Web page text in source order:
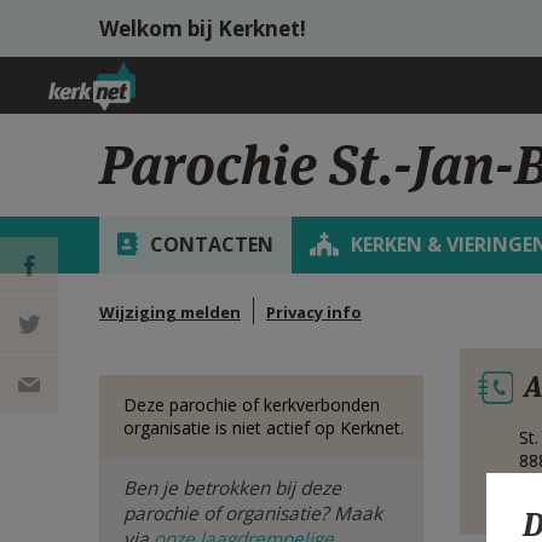
Overslaan en naar de inhoud gaan
Welkom bij Kerknet!
Parochie St.-
CONTACTEN KERKEN &
Wijziging melden Privacy info
DEEL OP
FACEBOOK
DEEL OP
Deze parochie of kerkverbonden
organisatie is niet actief op Kerknet.
Ben je betrokken bij deze
parochie of organisatie? Maak